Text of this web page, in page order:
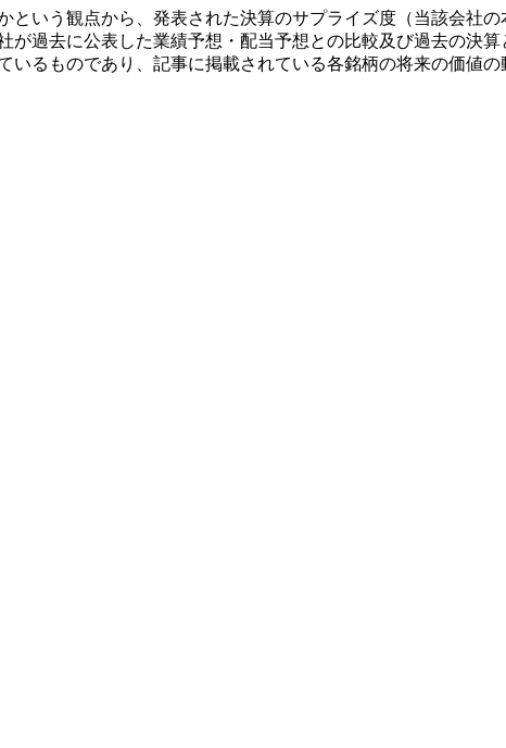
いう観点から、発表された決算のサプライズ度（当該会社
過去に公表した業績予想・配当予想との比較及び過去の決
るものであり、記事に掲載されている各銘柄の将来の価値